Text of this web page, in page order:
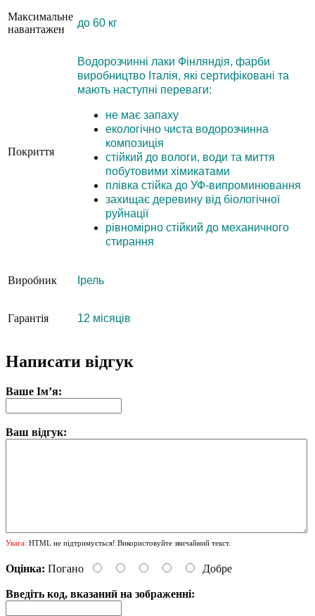
Максимальне
навантажен
до 60 кг
Покриття
Водорозчинні лаки Фінляндія, фарби
виробництво Італія, які сертифіковані та
мають наступні переваги:
не має запаху
екологічно чиста водорозчинна
композиція
стійкий до вологи, води та миття
побутовими хімикатами
плівка стійка до УФ-випроминювання
захищає деревину від біологічної
руйнації
рівномірно стійкий до механичного
стирання
Виробник Ірель
Гарантія 12 місяців
Написати відгук
Ваше Ім’я:
Ваш відгук:
Увага: HTML не підтримується! Використовуйте звичайний текст.
Оцінка: Погано Добре
Введіть код, вказаний на зображенні: